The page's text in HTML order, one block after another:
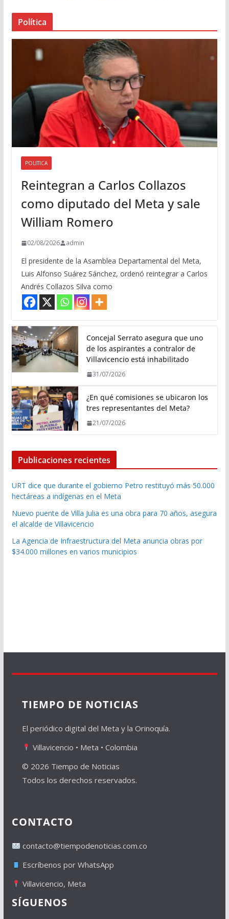
Política
POLITICA
Reintegran a Carlos Collazos
como diputado del Meta y sale
William Romero
02/08/2026 admin
El presidente de la Asamblea Departamental del Meta,
Luis Alfonso Suárez Sánchez, ordenó reintegrar a Carlos
Andrés Collazos Silva como
Concejal Serrato asegura que uno
de los aspirantes a contralor de
Villavicencio está inhabilitado
31/07/2026
¿En qué comisiones se ubicaron los
tres representantes del Meta?
21/07/2026
Publicaciones recientes
URT dice que durante el gobierno Petro restituyó más 50.000
hectáreas a indígenas en el Meta
Nuevo puente de Villa Julia es una obra para 70 años, asegura
el alcalde de Villavicencio
La Agencia de Infraestructura del Meta anuncia obras por
$34.000 millones en varios municipios
TIEMPO DE NOTICIAS
El periódico digital del Meta y la Orinoquía.
Villavicencio • Meta • Colombia
© 2026 Tiempo de Noticias
Todos los derechos reservados.
CONTACTO
contacto@tiempodenoticias.com.co
Escríbenos por WhatsApp
Villavicencio, Meta
SÍGUENOS